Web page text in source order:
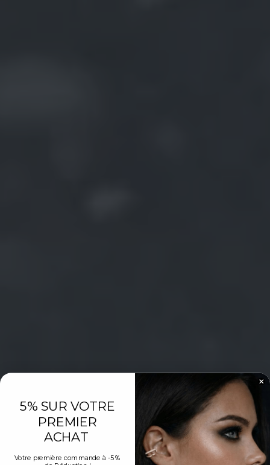
5% SUR VOTRE
PREMIER
ACHAT
Votre première commande à -5 %